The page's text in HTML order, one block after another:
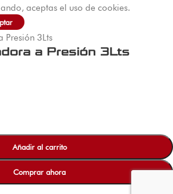
aceptas el uso de cookies.
a Presión 3Lts
Añadir al carrito
Comprar ahora